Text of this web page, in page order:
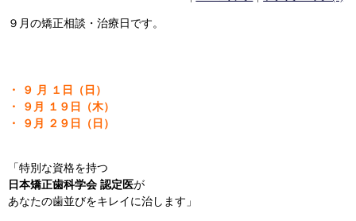
９月の矯正相談・治療日です。
・ ９ 月 １日（日）
・ ９月 １９日（木）
・ ９月 ２９日（日）
「特別な資格を持つ
日本矯正歯科学会 認定医が
あなたの歯並びをキレイに治します」